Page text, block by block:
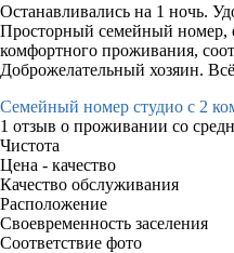
Останавливались на 1 ночь.
Просторный семейный номер,
комфортного проживания,
Доброжелательный хозяин.
Семейный номер студио с 2
1 отзыв о проживании со
Чистота
Цена - качество
Качество обслуживания
Расположение
Своевременность заселения
Соответствие фото